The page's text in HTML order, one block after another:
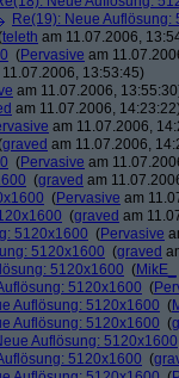
Re(19): Neue Auflösung:
teleth am 11.07.2006,
(Pervasive am
13:53:45)
am 11.07.2006,
am 11.07.2006, 14:23:22)
am 11.07.2006,
graved am 11.07.2006,
(Pervasive am
(graved am
(Pervasive am
(graved am
5120x1600 (Pervasive
5120x1600 (graved
5120x1600 (MikE_
5120x1600 (
Auflösung: 5120x1600 (
Auflösung: 5120x1600 (
Auflösung: 5120x1600
5120x1600 (